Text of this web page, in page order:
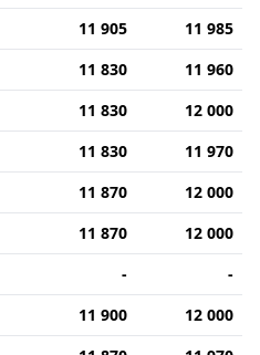
11 905
11 985
11 830
11 960
11 830
12 000
11 830
11 970
11 870
12 000
11 870
12 000
-
-
11 900
12 000